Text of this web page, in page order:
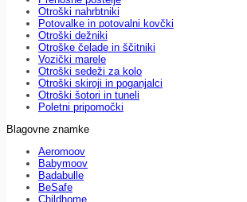
Otroški nahrbtniki
Potovalke in potovalni kovčki
Otroški dežniki
Otroške čelade in ščitniki
Vozički marele
Otroški sedeži za kolo
Otroški skiroji in poganjalci
Otroški šotori in tuneli
Poletni pripomočki
Blagovne znamke
Aeromoov
Babymoov
Badabulle
BeSafe
Childhome